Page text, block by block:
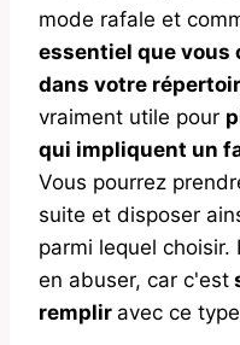
mode rafale et
essentiel que vous
dans votre
vraiment utile pour
qui impliquent un
Vous pourrez
suite et disposer
parmi lequel choisir.
en abuser, car c'est
remplir avec ce